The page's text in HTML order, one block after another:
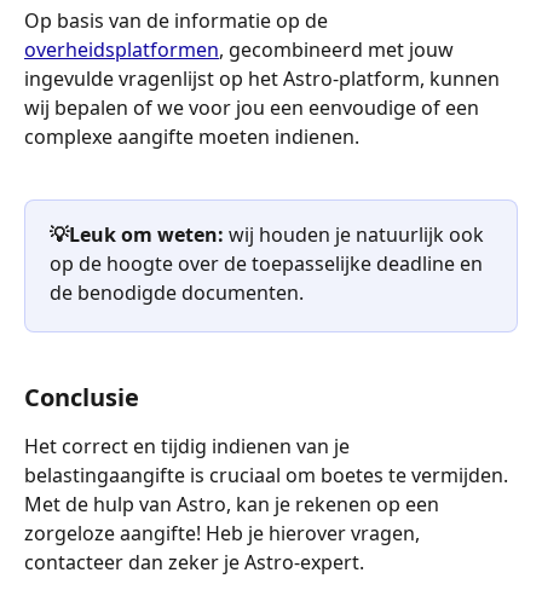
Op basis van de informatie op de
overheidsplatformen, gecombineerd met jouw
ingevulde vragenlijst op het Astro-platform, kunnen
wij bepalen of we voor jou een eenvoudige of een
complexe aangifte moeten indienen.
💡Leuk om weten: wij houden je natuurlijk ook
op de hoogte over de toepasselijke deadline en
de benodigde documenten.
Conclusie
Het correct en tijdig indienen van je
belastingaangifte is cruciaal om boetes te vermijden.
Met de hulp van Astro, kan je rekenen op een
zorgeloze aangifte! Heb je hierover vragen,
contacteer dan zeker je Astro-expert.